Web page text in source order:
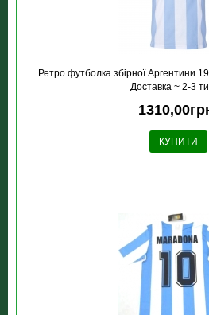
Ретро футболка збірної Аргентини
Доставка ~ 2-3
КУПИТИ